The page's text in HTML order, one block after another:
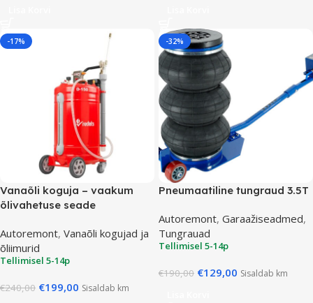
-17%
Vanaõli koguja – vaakum
õlivahetuse seade
Autoremont, Vanaõli kogujad ja
õliimurid
Tellimisel 5-14p
€240,00 €199,00 Sisaldab km
-32%
Pneumaatiline tungraud 3.5T
Autoremont, Garaažiseadmed,
Tungrauad
Tellimisel 5-14p
€190,00 €129,00 Sisaldab km